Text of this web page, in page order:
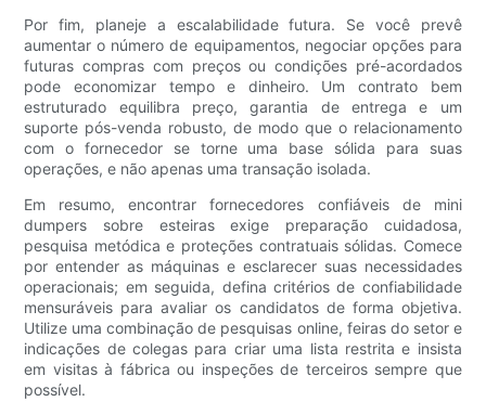
Por fim, planeje a escalabilidade futura. Se você prevê
aumentar o número de equipamentos, negociar opções para
futuras compras com preços ou condições pré-acordados
pode economizar tempo e dinheiro. Um contrato bem
estruturado equilibra preço, garantia de entrega e um
suporte pós-venda robusto, de modo que o relacionamento
com o fornecedor se torne uma base sólida para suas
operações, e não apenas uma transação isolada.
Em resumo, encontrar fornecedores confiáveis ​​de mini
dumpers sobre esteiras exige preparação cuidadosa,
pesquisa metódica e proteções contratuais sólidas. Comece
por entender as máquinas e esclarecer suas necessidades
operacionais; em seguida, defina critérios de confiabilidade
mensuráveis ​​para avaliar os candidatos de forma objetiva.
Utilize uma combinação de pesquisas online, feiras do setor e
indicações de colegas para criar uma lista restrita e insista
em visitas à fábrica ou inspeções de terceiros sempre que
possível.